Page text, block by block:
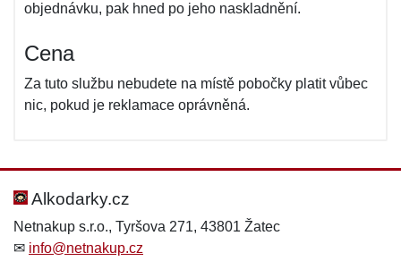
objednávku, pak hned po jeho naskladnění.
Cena
Za tuto službu nebudete na místě pobočky platit vůbec
nic, pokud je reklamace oprávněná.
Alkodarky.cz
Netnakup s.r.o., Tyršova 271, 43801 Žatec
✉ info@netnakup.cz